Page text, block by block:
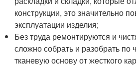
конструкции, это значительно
эксплуатации изделия;
Без труда ремонтируются и
сложно собрать и разобрать по
тканевую основу от жесткого